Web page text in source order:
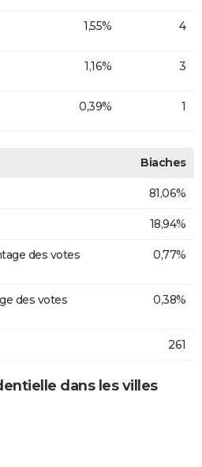
1,55% 4
1,16% 3
0,39% 1
Biaches
81,06%
18,94%
des votes
0,77%
des votes
0,38%
261
dans les villes